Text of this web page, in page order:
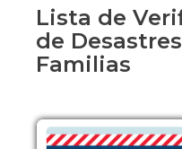
Lista de
de
Familias